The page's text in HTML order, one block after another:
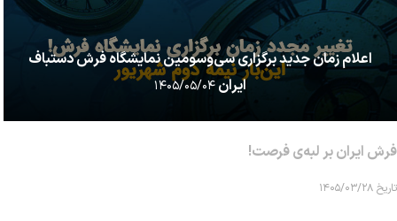
اعلام زمان جدید برگزاری سی‌وسومین نمایشگاه فرش دستباف
ایران۱۴۰۵/۰۵/۰۴
فرش ایران بر لبه‌ی فرصت!
تاریخ ۱۴۰۵/۰۳/۲۸